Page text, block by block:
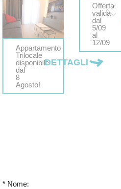
Appartamento
Trilocale
disponibile
dal
8
Agosto!
DETTAGLI
Offerta
valida
dal
5/09
al
12/09
* Nome: